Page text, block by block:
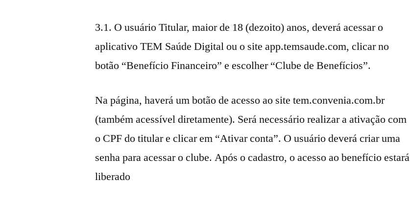
3.1. O usuário Titular, maior de 18 (dezoito) anos, deverá acessar o
aplicativo TEM Saúde Digital ou o site app.temsaude.com, clicar no
botão “Benefício Financeiro” e escolher “Clube de Benefícios”.
Na página, haverá um botão de acesso ao site tem.convenia.com.br
(também acessível diretamente). Será necessário realizar a ativação com
o CPF do titular e clicar em “Ativar conta”. O usuário deverá criar uma
senha para acessar o clube. Após o cadastro, o acesso ao benefício estará
liberado